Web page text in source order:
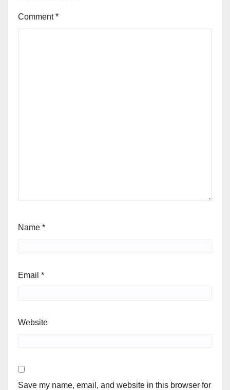
Comment*
Name *
Email *
Website
Save my name, email, and website in this browser for